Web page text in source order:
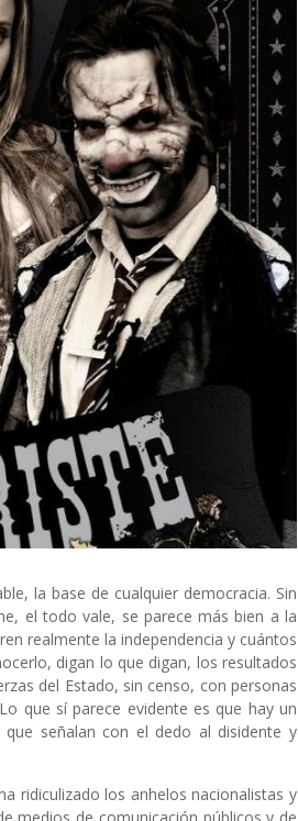
la base de cualquier democracia. Sin
el todo vale, se parece más bien a la
realmente la independencia y cuántos
digan lo que digan, los resultados
del Estado, sin censo, con personas
que sí parece evidente es que hay un
señalan con el dedo al disidente y
ridiculizado los anhelos nacionalistas y